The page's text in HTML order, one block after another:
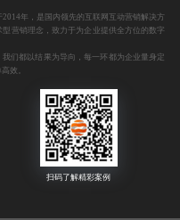
年，是国内领先的互联网互动营销解决方
营销理念，致力于为企业提供全方位的数字
们都以结果为导向，每一环都为企业量身定
效。